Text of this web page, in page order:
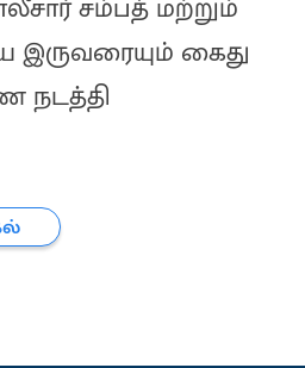
சம்பத் மற்றும்
இருவரையும் கைது
நடத்தி